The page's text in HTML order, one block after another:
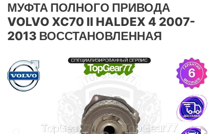
МУФТА ПОЛНОГО ПРИВОДА
VOLVO XC70 II HALDEX 4 2007-
2013 ВОССТАНОВЛЕННАЯ